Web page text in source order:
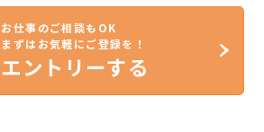
お仕事のご相談もOK
まずはお気軽にご登録を！
エントリーする